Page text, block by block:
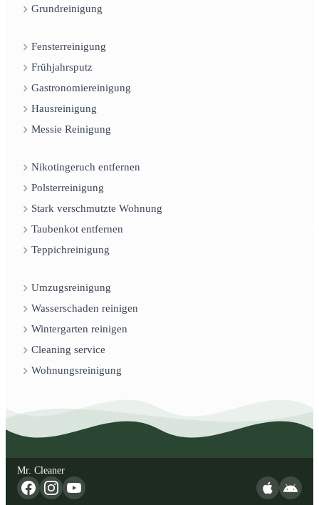
Grundreinigung
Fensterreinigung
Frühjahrsputz
Gastronomiereinigung
Hausreinigung
Messie Reinigung
Nikotingeruch entfernen
Polsterreinigung
Stark verschmutzte Wohnung
Taubenkot entfernen
Teppichreinigung
Umzugsreinigung
Wasserschaden reinigen
Wintergarten reinigen
Cleaning service
Wohnungsreinigung
Mr. Cleaner